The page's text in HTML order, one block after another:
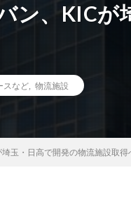
ン、KICが
スなど 物流施設
玉・日高で開発の物流施設取得